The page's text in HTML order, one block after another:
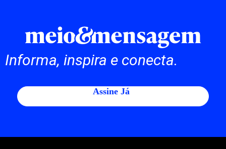
Informa, inspira e conecta.
Assine Já